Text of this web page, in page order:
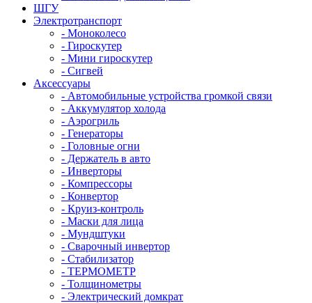
ШГУ
Электротранспорт
- Mоноколесо
- Гироскутер
- Мини гироскутер
- Сигвей
Аксессуары
- Автомобильные устройства громкой связи
- Аккумулятор холода
- Аэрогриль
- Генераторы
- Головные огни
- Держатель в авто
- Инверторы
- Компрессоры
- Конвертор
- Круиз-контроль
- Маски для лица
- Мундштуки
- Сварочный инвертор
- Стабилизатор
- ТЕРМОМЕТР
- Толщинометры
- Электрический домкрат